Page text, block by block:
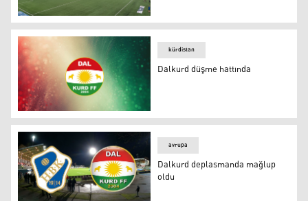
Dalkurd uzatmalarda yıkıldı
Dalkurd
kürdistan
Dalkurd düşme hattında
avrupa
Dalkurd deplasmanda mağlup
oldu